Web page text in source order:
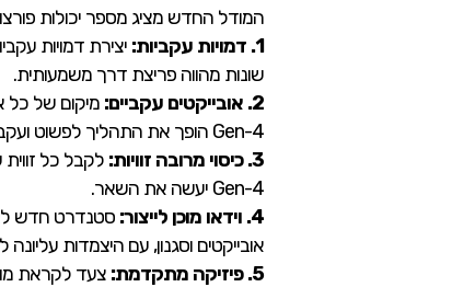
המודל החדש מציג מספר יכולות
1. דמויות עקביות:
יצירת דמויות
שונות מהווה פריצת דרך משמעותית.
2. אובייקטים עקביים:
מיקום של כל
Gen-4 הופך את התהליך לפשוט ועקבי לאורך סביבות שונות.
3. כיסוי מרובה זוויות:
לקבל כל
Gen-4 יעשה את השאר.
4. וידאו מוכן לייצור:
אובייקטים וסגנון, עם היצמדות
5. פיזיקה מתקדמת: